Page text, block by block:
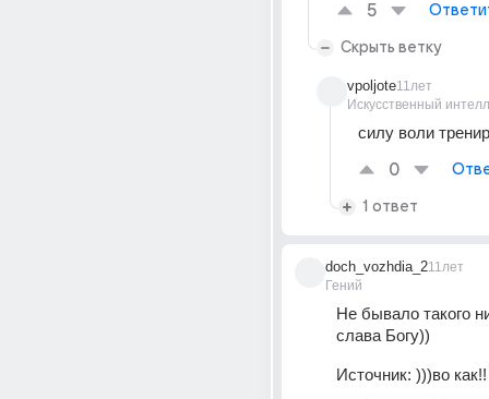
5
Скрыть ветку
vpoljote
Искусственный
11лет
cилу воли
0
1 ответ
doch_vozhdia_2
Гений
11лет
Не бывало такого
слава Богу))
Источник: )))во как!!